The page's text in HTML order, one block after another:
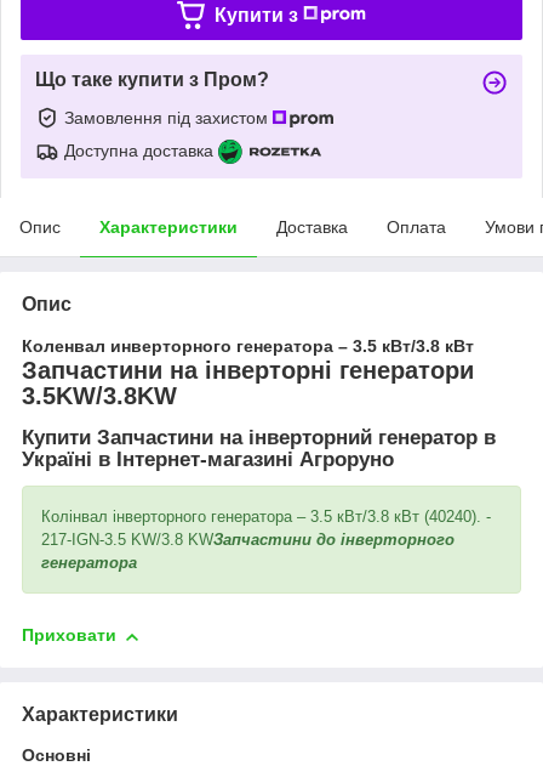
Купити з
Що таке купити з Пром?
Замовлення під захистом
Доступна доставка
Опис Характеристики Доставка Оплата Умови
Опис
Коленвал инверторного генератора – 3.5 кВт/3.8 кВт
Запчастини на інверторні генератори
3.5KW/3.8KW
Купити Запчастини на інверторний генератор в
Україні в Інтернет-магазині Агроруно
Колінвал інверторного генератора – 3.5 кВт/3.8 кВт (40240). -
217-IGN-3.5 KW/3.8 KWЗапчастини до інверторного
генератора
Приховати
Характеристики
Основні